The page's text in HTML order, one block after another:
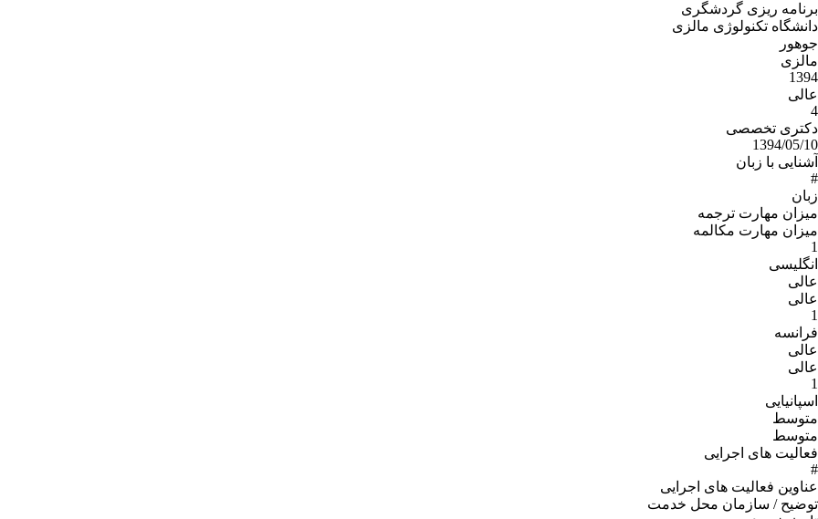
برنامه ریزی گردشگری
دانشگاه تکنولوژی مالزی
جوهور
مالزی
1394
عالی
4
دکتری تخصصی
1394/05/10
آشنایی با زبان
#
زبان
میزان مهارت ترجمه
میزان مهارت مکالمه
1
انگلیسی
عالی
عالی
1
فرانسه
عالی
عالی
1
اسپانیایی
متوسط
متوسط
فعالیت های اجرایی
#
عناوین فعالیت های اجرایی
توضیح / سازمان محل خدمت